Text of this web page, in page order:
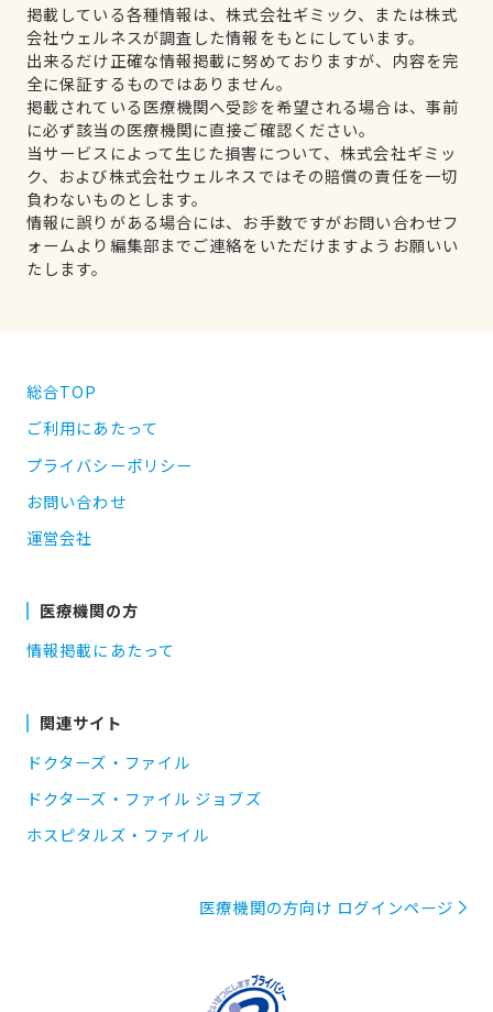
掲載している各種情報は、株式会社ギミック、または株式
会社ウェルネスが調査した情報をもとにしています。
出来るだけ正確な情報掲載に努めておりますが、内容を完
全に保証するものではありません。
掲載されている医療機関へ受診を希望される場合は、事前
に必ず該当の医療機関に直接ご確認ください。
当サービスによって生じた損害について、株式会社ギミッ
ク、および株式会社ウェルネスではその賠償の責任を一切
負わないものとします。
情報に誤りがある場合には、お手数ですがお問い合わせフ
ォームより編集部までご連絡をいただけますようお願いい
たします。
総合TOP
ご利用にあたって
プライバシーポリシー
お問い合わせ
運営会社
医療機関の方
情報掲載にあたって
関連サイト
ドクターズ・ファイル
ドクターズ・ファイル ジョブズ
ホスピタルズ・ファイル
医療機関の方向け ログインページ